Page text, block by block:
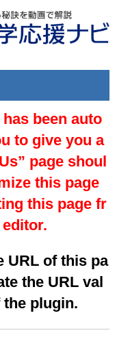
been auto
to give you a
page shoul
this page
this page fr
URL of this pa
the URL val
plugin.